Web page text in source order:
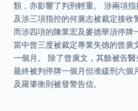
類，亦影響了判刑輕重。 涉兩項
及涉三項指控的何廣志被裁定接收
而涉四項的陳業宏及麥德華須停牌
當中曾三度被裁定專業失德的曾廣
一個月。 除了曾廣文，其餘被告醫
最終被判停牌一個月但准緩刑六個
及羅肇衡則被發警告信。